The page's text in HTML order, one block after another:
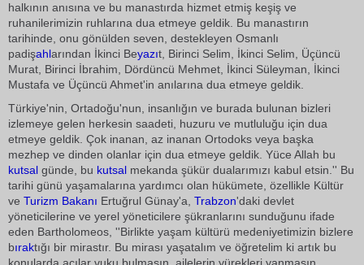
halkının anısına ve bu manastırda hizmet etmiş keşiş ve
ruhanilerimizin ruhlarına dua etmeye geldik. Bu manastırın
tarihinde, onu gönülden seven, destekleyen Osmanlı
padişahlarından İkinci Beyazıt, Birinci Selim, İkinci Selim, Üçüncü
Murat, Birinci İbrahim, Dördüncü Mehmet, İkinci Süleyman, İkinci
Mustafa ve Üçüncü Ahmet'in anılarına dua etmeye geldik.
Türkiye'nin, Ortadoğu'nun, insanlığın ve burada bulunan bizleri
izlemeye gelen herkesin saadeti, huzuru ve mutluluğu için dua
etmeye geldik. Çok inanan, az inanan Ortodoks veya başka
mezhep ve dinden olanlar için dua etmeye geldik. Yüce Allah bu
kutsal günde, bu kutsal mekanda şükür dualarımızı kabul etsin.'' Bu
tarihi günü yaşamalarına yardımcı olan hükümete, özellikle Kültür
ve Turizm Bakanı Ertuğrul Günay'a, Trabzon'daki devlet
yöneticilerine ve yerel yöneticilere şükranlarını sunduğunu ifade
eden Bartholomeos, ''Birlikte yaşam kültürü medeniyetimizin bizlere
bıraktığı bir mirastır. Bu mirası yaşatalım ve öğretelim ki artık bu